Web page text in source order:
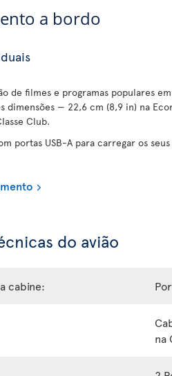
a bordo
de filmes e programas populares
dimensões — 22,6 cm (8,9 in) na
Club.
portas USB-A para carregar os seus
do avião
cabine:
na